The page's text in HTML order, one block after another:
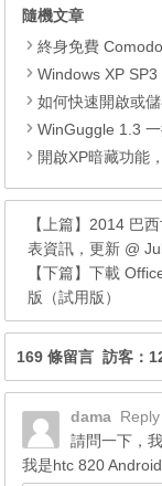
隨機文章
終身免費
Windows XP SP3
如何快速開啟或
WinGuggle 1.3
開啟XP暗藏功能
【上篇】 2014 巴
表資訊，更新 @
【下篇】下載
版（試用版）
169 條留言 訪客：
dama Reply
請問一下，
我是htc 820